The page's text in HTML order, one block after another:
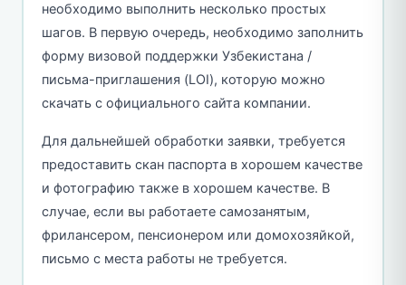
необходимо выполнить несколько простых
шагов. В первую очередь, необходимо заполнить
форму визовой поддержки Узбекистана /
письма-приглашения (LOI), которую можно
скачать с официального сайта компании.
Для дальнейшей обработки заявки, требуется
предоставить скан паспорта в хорошем качестве
и фотографию также в хорошем качестве. В
случае, если вы работаете самозанятым,
фрилансером, пенсионером или домохозяйкой,
письмо с места работы не требуется.